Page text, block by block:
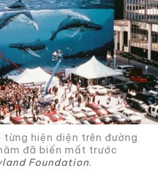
hiện diện trên đường
đã biến mất trước
Foundation.